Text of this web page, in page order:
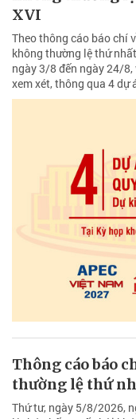
XVI
Theo thông cáo báo chí
không thường lệ thứ
ngày 3/8 đến ngày 24/
xem xét, thông qua 4 dự
Thông cáo báo
thường lệ thứ
Thứ tư, ngày 5/8/2026,